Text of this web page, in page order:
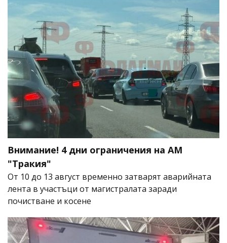
Внимание! 4 дни ограничения на АМ
"Тракия"
От 10 до 13 август временно затварят аварийната
лента в участъци от магистралата заради
почистване и косене